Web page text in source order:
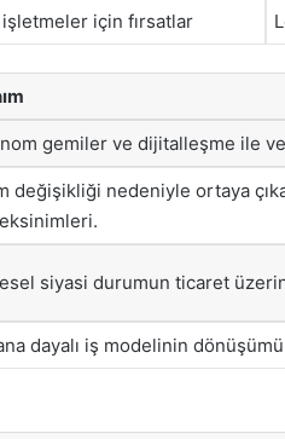
için fırsatlar
gemiler ve dijitalleşme ile
değişikliği nedeniyle ortaya
siyasi durumun ticaret
dayalı iş modelinin